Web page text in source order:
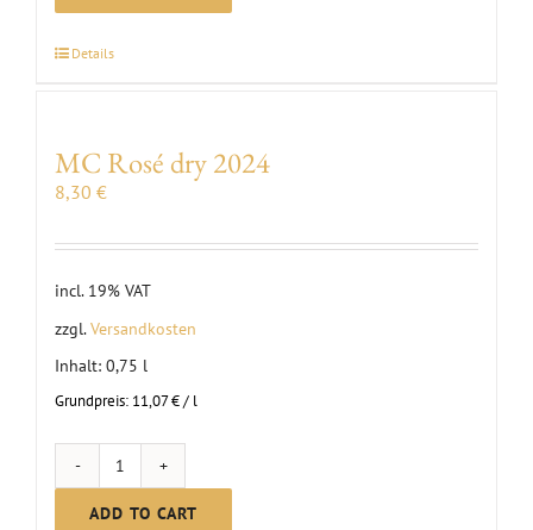
de
quantity
Details
MC Rosé dry 2024
8,30 €
incl. 19% VAT
zzgl.Versandkosten
Inhalt: 0,75 l
Grundpreis: 11,07€/ l
MC
Rosé
ADD TO CART